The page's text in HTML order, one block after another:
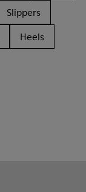
Slippers
Heels